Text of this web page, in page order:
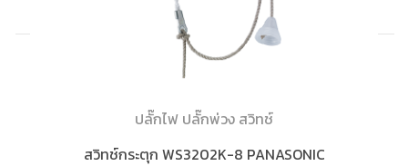
ปลั๊กไฟ ปลั๊กพ่วง สวิทช์
สวิทช์กระตุก WS3202K-8 PANASONIC